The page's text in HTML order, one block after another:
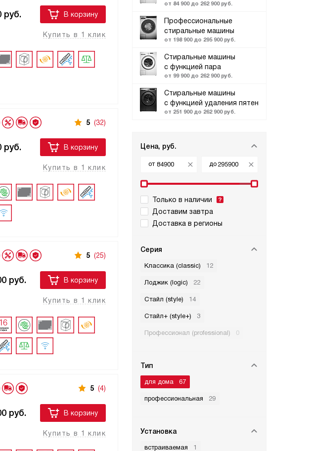
от 84 900 до 262 900 руб.
Профессиональные
стиральные машины
от 198 900 до 295 900 руб.
Стиральные машины
с функцией пара
от 99 900 до 262 900 руб.
Стиральные машины
с функцией удаления пятен
от 251 900 до 262 900 руб.
Цена, руб.
от до
Только в наличии
Доставим завтра
Доставка в регионы
Серия
Классика (classic) 12
Лоджик (logic) 22
Стайл (style) 14
Стайл+ (style+) 3
Профессионал (professional) 0
Тип
для дома 67
профессиональная 29
Установка
встраиваемая 1
руб. В корзину
Купить в 1 клик
5 (32)
руб. В корзину
Купить в 1 клик
5 (25)
руб. В корзину
Купить в 1 клик
5 (4)
руб. В корзину
Купить в 1 клик